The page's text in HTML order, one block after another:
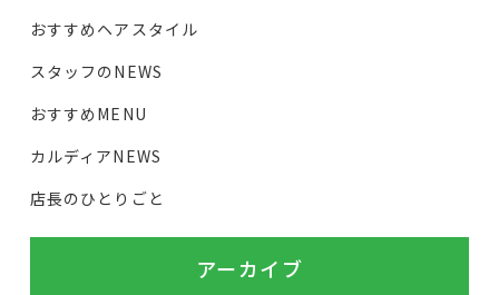
おすすめヘアスタイル
スタッフのNEWS
おすすめMENU
カルディアNEWS
店長のひとりごと
アーカイブ